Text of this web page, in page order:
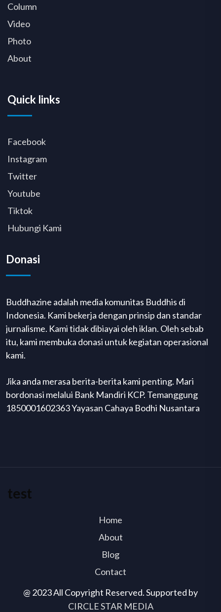
Column
Video
Photo
About
Quick links
Facebook
Instagram
Twitter
Youtube
Tiktok
Hubungi Kami
Donasi
Buddhazine adalah media komunitas Buddhis di
Indonesia. Kami bekerja dengan prinsip dan standar
jurnalisme. Kami tidak dibiayai oleh iklan. Oleh sebab
itu, kami membuka donasi untuk kegiatan operasional
kami.
Jika anda merasa berita-berita kami penting. Mari
bordonasi melalui Bank Mandiri KCP. Temanggung
1850001602363 Yayasan Cahaya Bodhi Nusantara
@ 2023 All Copyright Reserved. Supported by
CIRCLE STAR MEDIA
test
Home
About
Blog
Contact